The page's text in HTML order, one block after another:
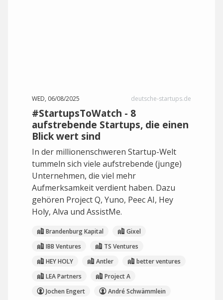
WED, 06/08/2025 deutsche-startups.de
#StartupsToWatch - 8
aufstrebende Startups, die einen
Blick wert sind
In der millionenschweren Startup-Welt
tummeln sich viele aufstrebende (junge)
Unternehmen, die viel mehr
Aufmerksamkeit verdient haben. Dazu
gehören Project Q, Yuno, Peec AI, Hey
Holy, Alva und AssistMe.
Brandenburg Kapital
Gixel
IBB Ventures
TS Ventures
HEY HOLY
Antler
better ventures
LEA Partners
Project A
Jochen Engert
André Schwämmlein